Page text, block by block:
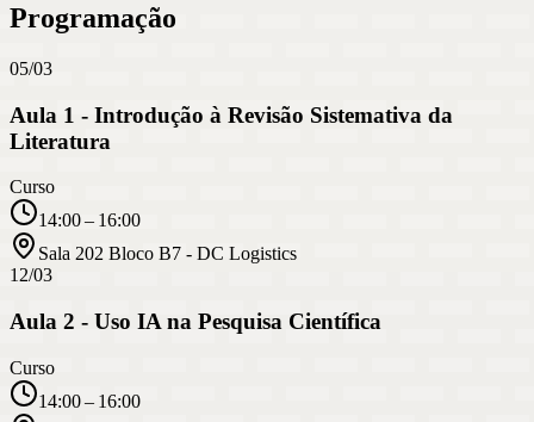
Programação
05/03
Aula 1 - Introdução à Revisão Sistemativa da
Literatura
Curso
14:00 – 16:00
Sala 202 Bloco B7 - DC Logistics
12/03
Aula 2 - Uso IA na Pesquisa Científica
Curso
14:00 – 16:00